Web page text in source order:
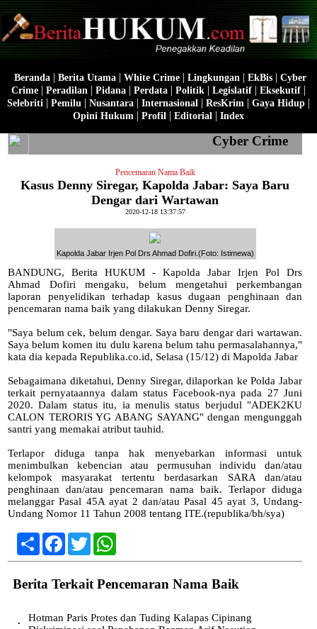
Beranda| Berita Utama| White Crime| Lingkungan | EkBis| Cyber
Crime | Peradilan | Pidana | Perdata | Politik | Legislatif | Eksekutif |
Selebriti | Pemilu | Nusantara | Internasional | ResKrim | Gaya Hidup |
Opini Hukum | Profil | Editorial | Index
Cyber Crime
Pencemaran Nama Baik
Kasus Denny Siregar, Kapolda Jabar: Saya Baru
Dengar dari Wartawan
2020-12-18 13:37:57
Kapolda Jabar Irjen Pol Drs Ahmad Dofiri.(Foto: Istimewa)
BANDUNG, Berita HUKUM - Kapolda Jabar Irjen Pol Drs
Ahmad Dofiri mengaku, belum mengetahui perkembangan
laporan penyelidikan terhadap kasus dugaan penghinaan dan
pencemaran nama baik yang dilakukan Denny Siregar.
"Saya belum cek, belum dengar. Saya baru dengar dari wartawan.
Saya belum komen itu dulu karena belum tahu permasalahannya,"
kata dia kepada Republika.co.id, Selasa (15/12) di Mapolda Jabar
Sebagaimana diketahui, Denny Siregar, dilaporkan ke Polda Jabar
terkait pernyataannya dalam status Facebook-nya pada 27 Juni
2020. Dalam status itu, ia menulis status berjudul "ADEK2KU
CALON TERORIS YG ABANG SAYANG" dengan mengunggah
santri yang memakai atribut tauhid.
Terlapor diduga tanpa hak menyebarkan informasi untuk
menimbulkan kebencian atau permusuhan individu dan/atau
kelompok masyarakat tertentu berdasarkan SARA dan/atau
penghinaan dan/atau pencemaran nama baik. Terlapor diduga
melanggar Pasal 45A ayat 2 dan/atau Pasal 45 ayat 3, Undang-
Undang Nomor 11 Tahun 2008 tentang ITE.(republika/bh/sya)
ShareFacebook
TwitterWhatsApp
Berita Terkait Pencemaran Nama Baik
•
Hotman Paris Protes dan Tuding Kalapas Cipinang